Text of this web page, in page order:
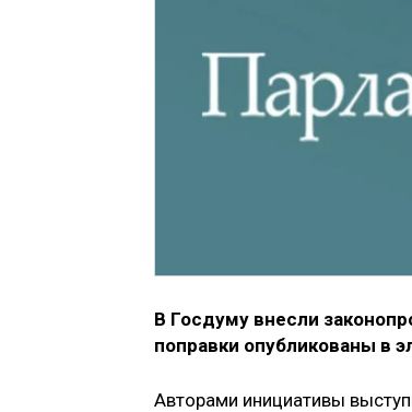
В Госдуму внесли
поправки опубликованы в
Авторами инициативы